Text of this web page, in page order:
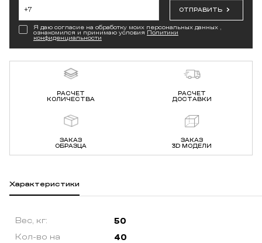
ОТПРАВИТЬ
Я даю согласие на обработку моих персональных данных ,
ознакомился и принимаю условия Политики
конфиденциальности
РАСЧЕТ
КОЛИЧЕСТВА
РАСЧЕТ
ДОСТАВКИ
ЗАКАЗ
ОБРАЗЦА
ЗАКАЗ
3D МОДЕЛИ
Характеристики
Вес, кг: 50
Кол-во на
40